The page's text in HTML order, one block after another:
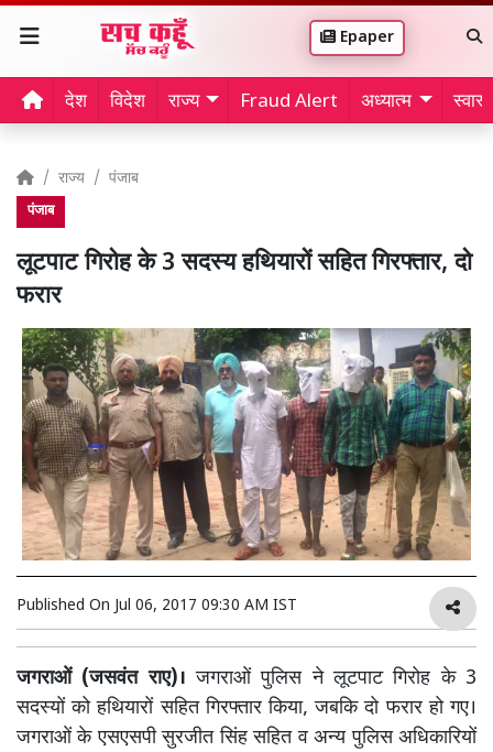
Epaper
देश विदेश राज्य Fraud Alert अध्यात्म
राज्य पंजाब
पंजाब
लूटपाट गिरोह के 3 सदस्य हथियारों सहित गिरफ्तार, दो
फरार
Published On Jul 06, 2017 09:30 AM IST
जगराओं (जसवंत राए)। जगराओं पुलिस ने लूटपाट गिरोह के 3
सदस्यों को हथियारों सहित गिरफ्तार किया, जबकि दो फरार हो गए।
जगराओं के एसएसपी सुरजीत सिंह सहित व अन्य पुलिस अधिकारियों